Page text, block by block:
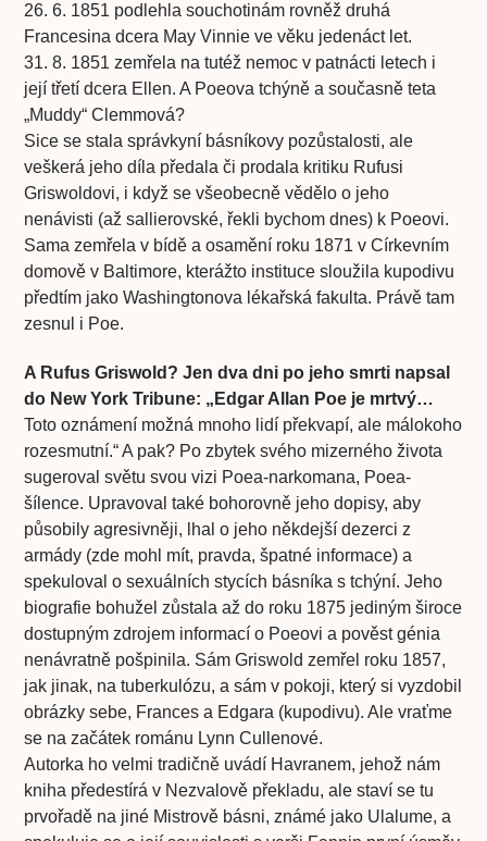
26. 6. 1851 podlehla souchotinám rovněž druhá
Francesina dcera May Vinnie ve věku jedenáct let.
31. 8. 1851 zemřela na tutéž nemoc v patnácti letech i
její třetí dcera Ellen. A Poeova tchýně a současně teta
„Muddy“ Clemmová?
Sice se stala správkyní básníkovy pozůstalosti, ale
veškerá jeho díla předala či prodala kritiku Rufusi
Griswoldovi, i když se všeobecně vědělo o jeho
nenávisti (až sallierovské, řekli bychom dnes) k Poeovi.
Sama zemřela v bídě a osamění roku 1871 v Církevním
domově v Baltimore, kterážto instituce sloužila kupodivu
předtím jako Washingtonova lékařská fakulta. Právě tam
zesnul i Poe.
A Rufus Griswold? Jen dva dni po jeho smrti napsal
do New York Tribune: „Edgar Allan Poe je mrtvý…
Toto oznámení možná mnoho lidí překvapí, ale málokoho
rozesmutní.“ A pak? Po zbytek svého mizerného života
sugeroval světu svou vizi Poea-narkomana, Poea-
šílence. Upravoval také bohorovně jeho dopisy, aby
působily agresivněji, lhal o jeho někdejší dezerci z
armády (zde mohl mít, pravda, špatné informace) a
spekuloval o sexuálních stycích básníka s tchýní. Jeho
biografie bohužel zůstala až do roku 1875 jediným široce
dostupným zdrojem informací o Poeovi a pověst génia
nenávratně pošpinila. Sám Griswold zemřel roku 1857,
jak jinak, na tuberkulózu, a sám v pokoji, který si vyzdobil
obrázky sebe, Frances a Edgara (kupodivu). Ale vraťme
se na začátek románu Lynn Cullenové.
Autorka ho velmi tradičně uvádí Havranem, jehož nám
kniha předestírá v Nezvalově překladu, ale staví se tu
prvořadě na jiné Mistrově básni, známé jako Ulalume, a